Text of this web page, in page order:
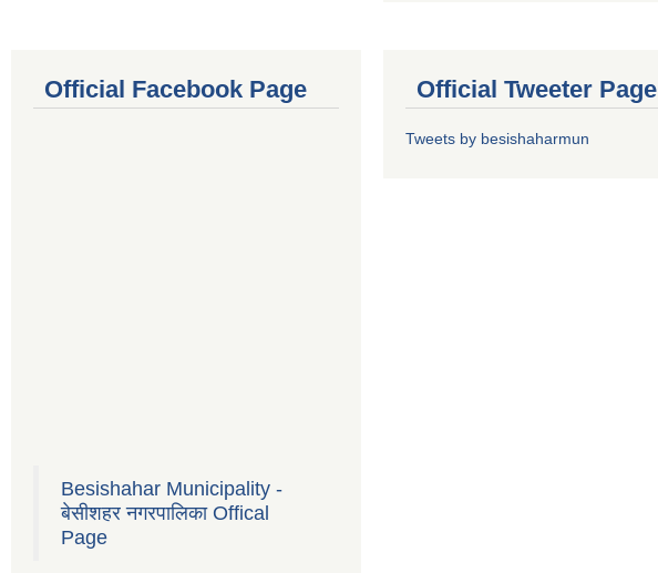
Official Facebook Page
Besishahar Municipality -
बेसीशहर नगरपालिका Offical
Page
Official Tweeter Page
Tweets by besishaharmun